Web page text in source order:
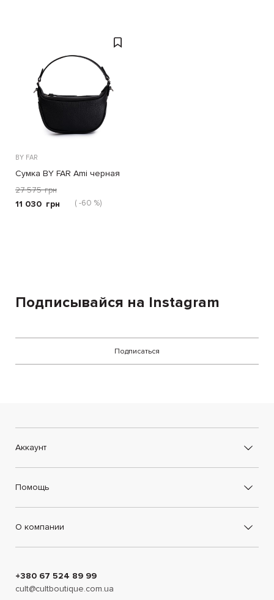
BY FAR
Сумка BY FAR Ami черная
27 575 грн
11 030 грн ( -60 %)
Подписывайся на Instagram
Подписаться
Аккаунт
Помощь
О компании
+380 67 524 89 99
cult@cultboutique.com.ua